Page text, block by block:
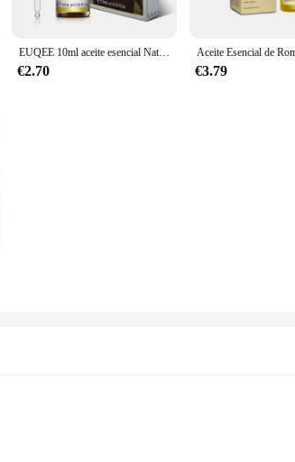
EUQEE 10ml aceite esencial Natural puro lavanda jazmín eucalipto vainilla sándalo naranja dulce limón Oregano Neroli fragancia
€2.70 €3.79